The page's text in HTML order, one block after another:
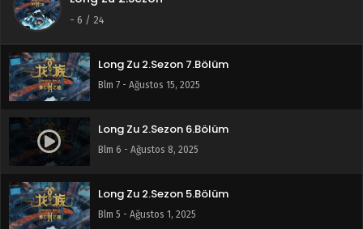
- 6 / 24Blm 8 - Ağustos 22, 2025
Long Zu 2.Sezon 7.Bölüm
Blm 7 - Ağustos 15, 2025
Long Zu 2.Sezon 6.Bölüm
Blm 6 - Ağustos 8, 2025
Long Zu 2.Sezon 5.Bölüm
Blm 5 - Ağustos 1, 2025